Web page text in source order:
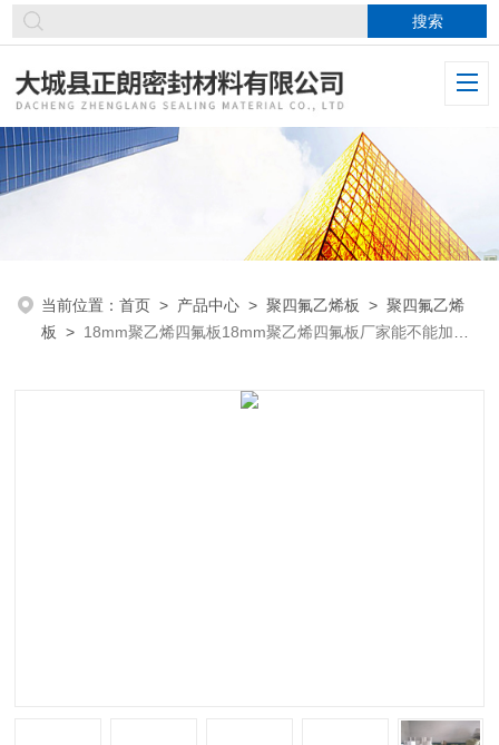
当前位置：首页 > 产品中心 >聚四氟乙烯板 >聚四氟乙烯
板
> 18mm聚乙烯四氟板18mm聚乙烯四氟板厂家能不能加